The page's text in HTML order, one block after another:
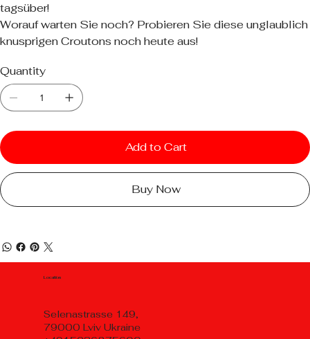
tagsüber!
Worauf warten Sie noch? Probieren Sie diese unglaublich
knusprigen Croutons noch heute aus!
Quantity
Add to Cart
Buy Now
Location
Selenastrasse 149,
79000 Lviv Ukraine